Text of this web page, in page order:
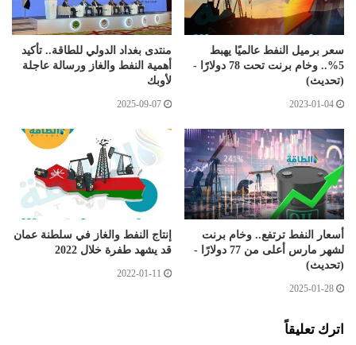
سعر برميل النفط عالميًا يهبط
5%.. وخام برنت تحت 78 دولارًَا -
(تحديث)
2023-01-04
منتدى بغداد الدولي للطاقة.. تأكيد
أهمية النفط والغاز ورسالة عاجلة
لأوبك
2025-09-07
أسعار النفط ترتفع.. وخام برنت
لشهر مارس أعلى من 77 دولارًا -
(تحديث)
2025-01-28
إنتاج النفط والغاز في سلطنة عمان
قد يشهد طفرة خلال 2022
2022-01-11
اترك تعليقاً